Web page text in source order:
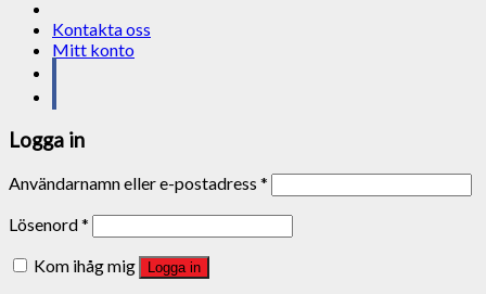
Kontakta oss
Mitt konto
Logga in
Användarnamn eller e-postadress *
Lösenord*
Kom ihåg mig
Logga in